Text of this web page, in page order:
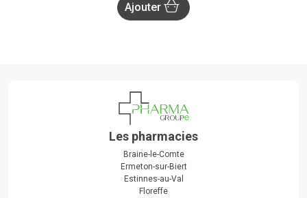
Ajouter
Les pharmacies
Braine-le-Comte
Ermeton-sur-Biert
Estinnes-au-Val
Floreffe